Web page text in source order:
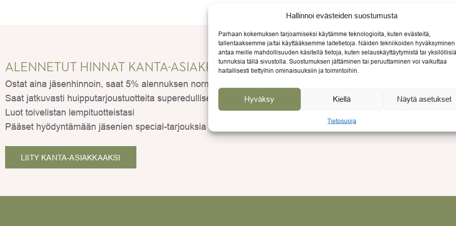
Hallinnoi evästeiden suostumusta
Parhaan kokemuksen tarjoamiseksi käytämme teknologioita, kuten evästeitä,
tallentaaksemme ja/tai käyttääksemme laitetietoja. Näiden tekniikoiden hyväksyminen
antaa meille mahdollisuuden käsitellä tietoja, kuten selauskäyttäytymistä tai yksilöllisiä
tunnuksia tällä sivustolla. Suostumuksen jättäminen tai peruuttaminen voi vaikuttaa
haitallisesti tiettyihin ominaisuuksiin ja toimintoihin.
Hyväksy Kiellä Näytä asetukset
Tietosuoja
ALENNETUT HINNAT KANTA-ASIAKKAILLE
Ostat aina jäsenhinnoin, saat 5% alennuksen normaalihintaisista ostoksistasi.
Saat jatkuvasti huipputarjoustuotteita superedulliseen hintaan
Luot toivelistan lempituotteistasi
Pääset hyödyntämään jäsenien special-tarjouksia
LIITY KANTA-ASIAKKAAKSI